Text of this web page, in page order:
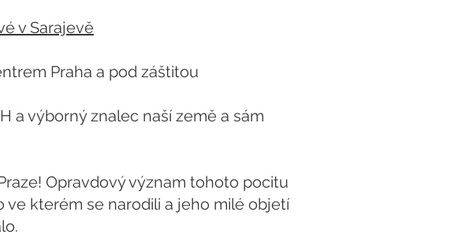
v Sarajevě
Praha a pod záštitou
a výborný znalec naší země a sám
Opravdový význam tohoto pocitu
ve kterém se narodili a jeho milé objetí